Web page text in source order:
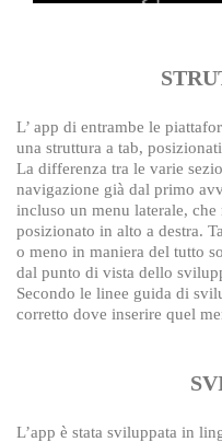
L’ app di entrambe le
una struttura a tab,
La differenza tra le varie
navigazione già dal primo
incluso un menu laterale, che
posizionato in alto a destra.
o meno in maniera del tutto
dal punto di vista dello
Secondo le linee guida di
corretto dove inserire quel
L’app è stata sviluppata in